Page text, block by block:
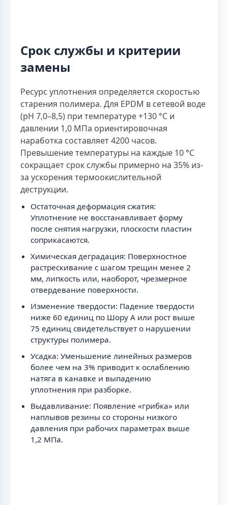
Срок службы и критерии
замены
Ресурс уплотнения определяется скоростью
старения полимера. Для EPDM в сетевой воде
(pH 7,0–8,5) при температуре +130 °С и
давлении 1,0 МПа ориентировочная
наработка составляет 4200 часов.
Превышение температуры на каждые 10 °С
сокращает срок службы примерно на 35% из-
за ускорения термоокислительной
деструкции.
Остаточная деформация сжатия:
Уплотнение не восстанавливает форму
после снятия нагрузки, плоскости пластин
соприкасаются.
Химическая деградация: Поверхностное
растрескивание с шагом трещин менее 2
мм, липкость или, наоборот, чрезмерное
отвердевание поверхности.
Изменение твердости: Падение твердости
ниже 60 единиц по Шору А или рост выше
75 единиц свидетельствует о нарушении
структуры полимера.
Усадка: Уменьшение линейных размеров
более чем на 3% приводит к ослаблению
натяга в канавке и выпадению
уплотнения при разборке.
Выдавливание: Появление «грибка» или
наплывов резины со стороны низкого
давления при рабочих параметрах выше
1,2 МПа.